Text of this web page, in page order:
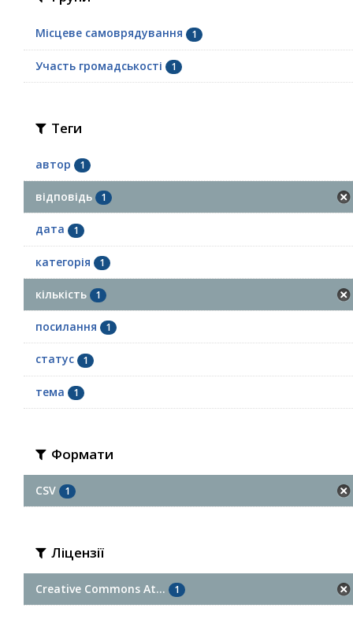
Місцеве самоврядування 1
Участь громадськості 1
Теги
автор 1
відповідь 1
дата 1
категорія 1
кількість 1
посилання 1
статус 1
тема 1
Формати
CSV 1
Ліцензії
Creative Commons At... 1